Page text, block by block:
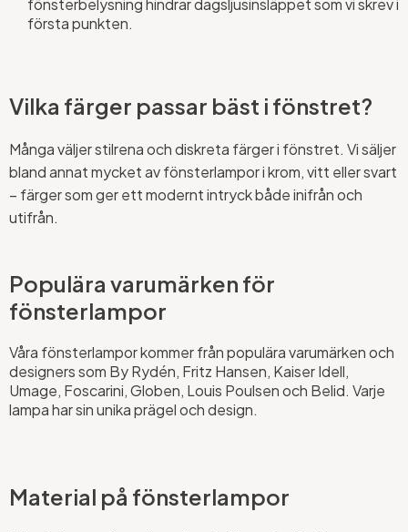
fönsterbelysning hindrar dagsljusinsläppet som vi skrev i
första punkten.
Vilka färger passar bäst i fönstret?
Många väljer stilrena och diskreta färger i fönstret. Vi säljer
bland annat mycket av fönsterlampor i krom, vitt eller svart
– färger som ger ett modernt intryck både inifrån och
utifrån.
Populära varumärken för
fönsterlampor
Våra fönsterlampor kommer från populära varumärken och
designers som By Rydén, Fritz Hansen, Kaiser Idell,
Umage, Foscarini, Globen, Louis Poulsen och Belid. Varje
lampa har sin unika prägel och design.
Material på fönsterlampor